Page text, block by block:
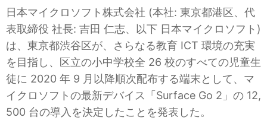
日本マイクロソフト株式会社 (本社: 東京都港区、代
表取締役 社長: 吉田 仁志、以下 日本マイクロソフト)
は、東京都渋谷区が、さらなる教育 ICT 環境の充実
を目指し、区立の小中学校全 26 校のすべての児童生
徒に 2020 年 9 月以降順次配布する端末として、マ
イクロソフトの最新デバイス「Surface Go 2」の 12,
500 台の導入を決定したことを発表した。